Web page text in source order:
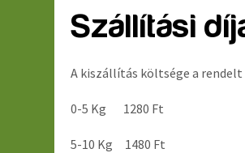
Szállítási
A kiszállítás költsége a
0-5 Kg 1280 Ft
5-10 Kg 1480 Ft